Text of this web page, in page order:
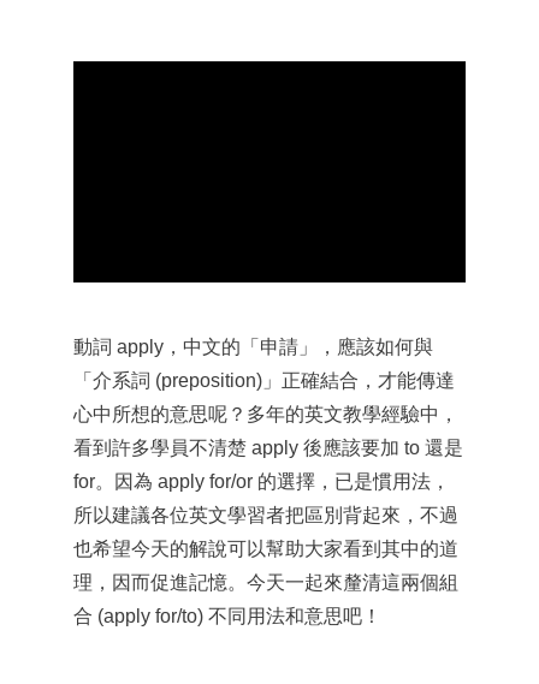
動詞 apply，中文的「申請」，應該如何與
「介系詞 (preposition)」正確結合，才能傳達
心中所想的意思呢？多年的英文教學經驗中，
看到許多學員不清楚 apply 後應該要加 to 還是
for。因為 apply for/or 的選擇，已是慣用法，
所以建議各位英文學習者把區別背起來，不過
也希望今天的解說可以幫助大家看到其中的道
理，因而促進記憶。今天一起來釐清這兩個組
合 (apply for/to) 不同用法和意思吧！